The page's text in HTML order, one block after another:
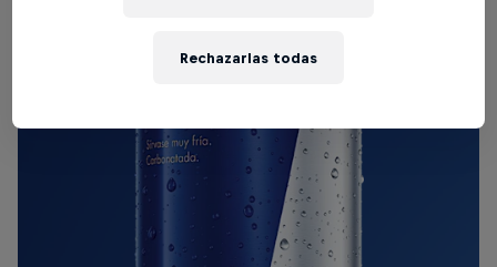
Rechazarlas todas